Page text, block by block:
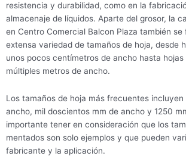
resistencia y durabilidad, como en la
almacenaje de líquidos. Aparte del grosor, la
en Centro Comercial Balcon Plaza también se
extensa variedad de tamaños de hoja, desde
unos pocos centímetros de ancho hasta hojas
múltiples metros de ancho.
Los tamaños de hoja más frecuentes
ancho, mil doscientos mm de ancho y 1250
importante tener en consideración que los
mentados son solo ejemplos y que pueden
fabricante y la aplicación.